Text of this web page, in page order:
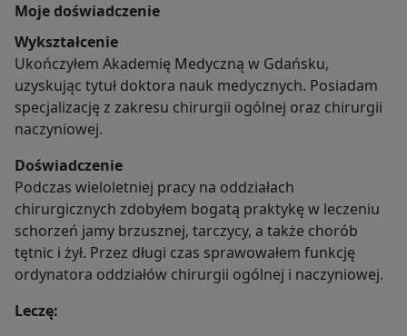
Moje doświadczenie
Wykształcenie
Ukończyłem Akademię Medyczną w Gdańsku,
uzyskując tytuł doktora nauk medycznych. Posiadam
specjalizację z zakresu chirurgii ogólnej oraz chirurgii
naczyniowej.
Doświadczenie
Podczas wieloletniej pracy na oddziałach
chirurgicznych zdobyłem bogatą praktykę w leczeniu
schorzeń jamy brzusznej, tarczycy, a także chorób
tętnic i żył. Przez długi czas sprawowałem funkcję
ordynatora oddziałów chirurgii ogólnej i naczyniowej.
Leczę: